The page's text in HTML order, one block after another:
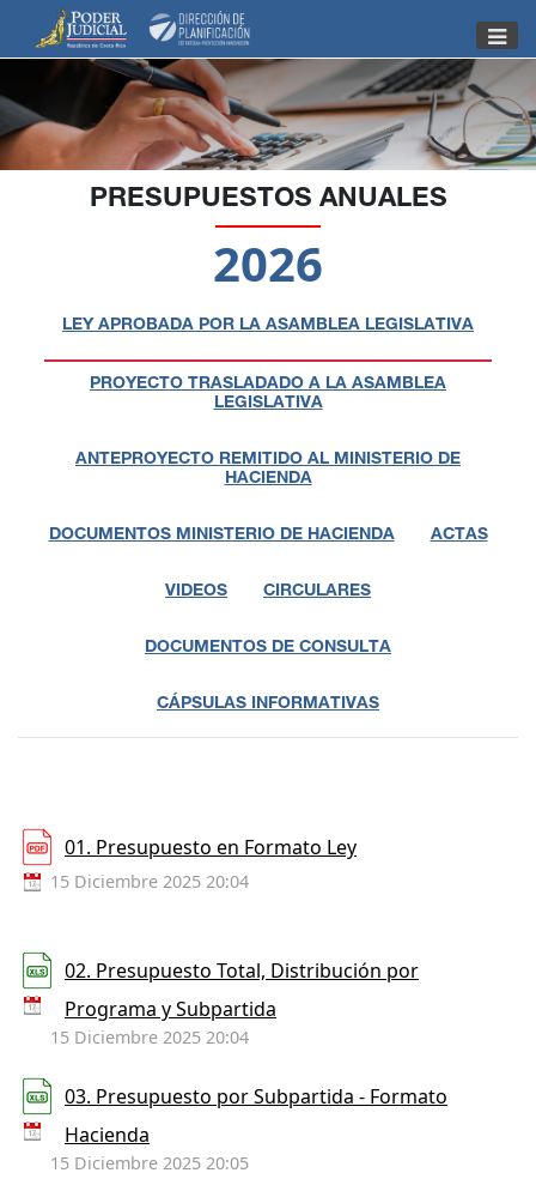
este
web
incluye
PRESUPUESTOS ANUALES
2026
LEY APROBADA POR LA ASAMBLEA LEGISLATIVA
PROYECTO TRASLADADO A LA ASAMBLEA
LEGISLATIVA
ANTEPROYECTO REMITIDO AL MINISTERIO DE
HACIENDA
DOCUMENTOS MINISTERIO DE HACIENDA ACTAS
VIDEOS CIRCULARES
DOCUMENTOS DE CONSULTA
CÁPSULAS INFORMATIVAS
01. Presupuesto en Formato Ley
15 Diciembre 2025 20:04
02. Presupuesto Total, Distribución por
Programa y Subpartida
15 Diciembre 2025 20:04
03. Presupuesto por Subpartida - Formato
Hacienda
15 Diciembre 2025 20:05